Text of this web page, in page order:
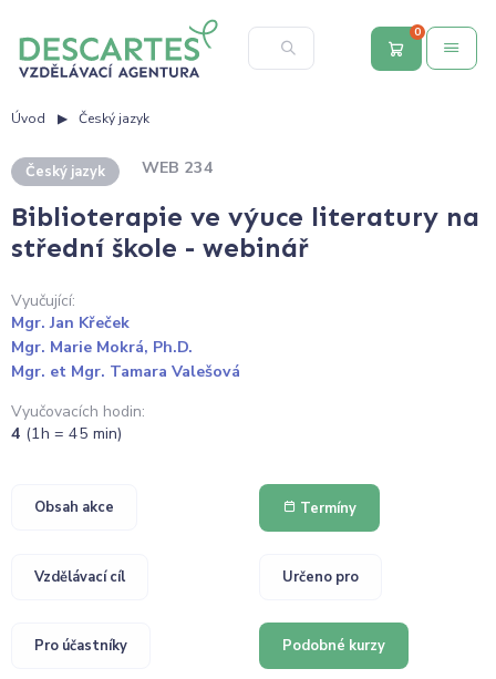
0
Úvod Český jazyk
Český jazyk WEB 234
Biblioterapie ve výuce literatury na
střední škole - webinář
Vyučující:
Mgr. Jan Křeček
Mgr. Marie Mokrá, Ph.D.
Mgr. et Mgr. Tamara Valešová
Vyučovacích hodin:
4 (1h = 45 min)
Obsah akce Termíny
Vzdělávací cíl Určeno pro
Pro účastníky Podobné kurzy